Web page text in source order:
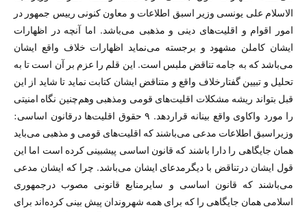
الاسلام علی یونسی وزیر اسبق اطلاعات و معاون کنونی رییس جمهور در
امور اقوام و اقلیت‌های دینی و مذهبی می‌باشد. اما آنچه در اظهارات
ایشان کاملن مشهود و برجسته می‌نماید اظهارات خلاف واقع ایشان
می‌باشد که به جامه تناقض ملبس است. این قلم را عزم بر آن است تا به
تحلیل و تبیین گفتارخلاف واقع و متناقض ایشان کتابت نماید تا شاید از این
قبل بتواند ریشه مشکلات اقلیت‌های قومی ومذهبی وهم‌چنین نگاه امنیتی
را مورد واکاوی واقع بینانه قراردهد. ۹ حقوق اقلیت‌ها درقانون اساسی:
وزیراسبق اطلاعات مدعی می‌باشند که اقلیت‌های قومی و مذهبی می‌باید‌‌‌
همان جایگاهی را دارا باشند که قانون اساسی پیشبینی کرده است اما این
قول ایشان درتناقض با دیگرمدعای ایشان می‌باشد. چرا که ایشان مدعی
می‌باشند که قانون اساسی و سایرمنابع قانونی مصوب درجمهوری
اسلامی‌‌‌ همان جایگاهی را که برای همه شهروندان پیش بینی کرده‌اند برای